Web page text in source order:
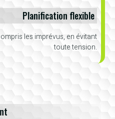
Planification flexible
les imprévus, en évitant
toute tension.